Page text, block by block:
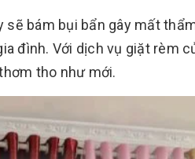
sẽ bám bụi bẩn gây mất
đình. Với dịch vụ giặt rèm
tho như mới.